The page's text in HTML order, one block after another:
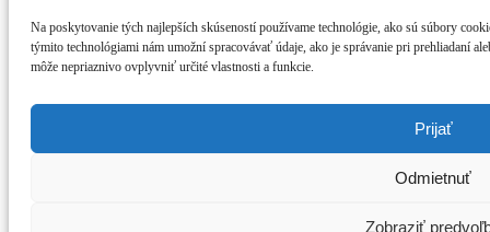
Na poskytovanie tých najlepších skúseností používame technológie, ako sú súbory
týmito technológiami nám umožní spracovávať údaje, ako je správanie pri prehliadaní
môže nepriaznivo ovplyvniť určité vlastnosti a funkcie.
Prijať
Odmietnuť
Zobraziť